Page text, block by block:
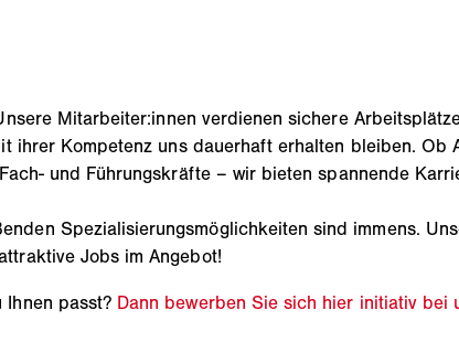
Mitarbeiter:innen verdienen sichere
Kompetenz uns dauerhaft erhalten bleiben. Ob
und Führungskräfte – wir bieten spannende
Spezialisierungsmöglichkeiten sind immens.
Jobs im Angebot!
passt? Dann bewerben Sie sich hier initiativ bei